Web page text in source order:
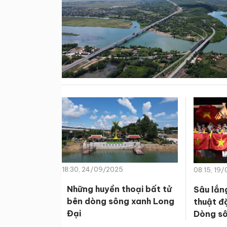
18:30, 24/09/2025
Những huyền thoại bất tử
bên dòng sông xanh Long
Đại
08:15,
Sâu
thuật
Dòng